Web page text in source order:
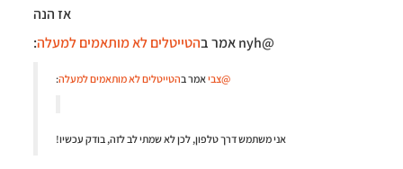
אז הנה
@nyh אמר ב
הטייטלים לא מותאמים למעלה:
@צביאמר בהטייטלים לא מותאמים למעלה:
אני משתמש דרך טלפון, לכן לא שמתי לב לזה, בודק עכשיו!